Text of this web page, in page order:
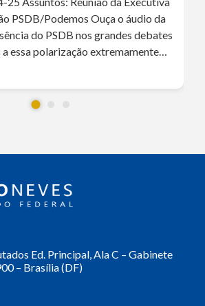
PSDB/Podemos Ouça o áudio da
do PSDB nos grandes debates
essa polarização extremamente…
Ed. Principal, Ala C – Gabinete
– Brasília (DF)